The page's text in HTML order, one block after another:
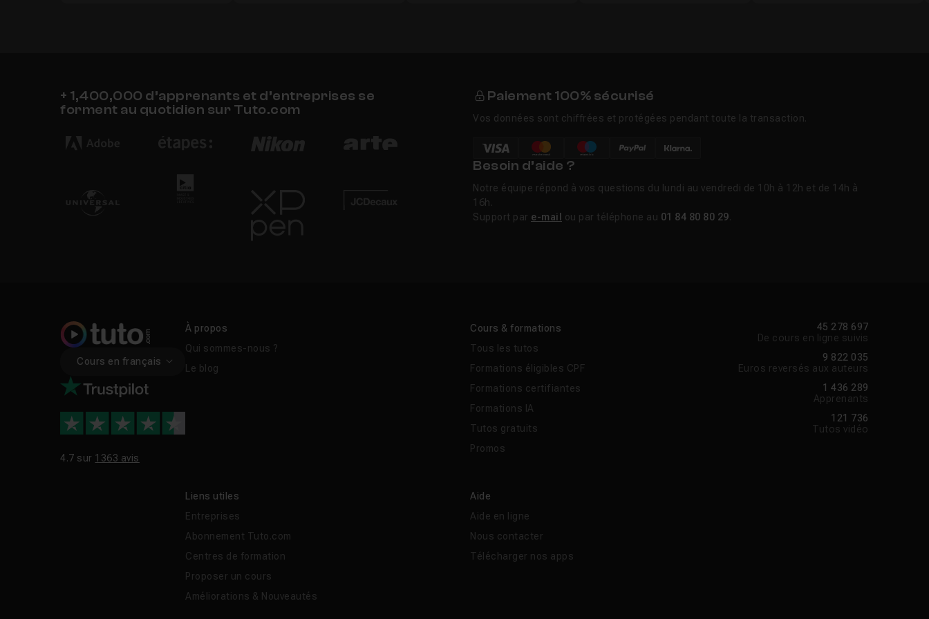
+ 1,400,000 d’apprenants et d’entreprises se
forment au quotidien sur Tuto.com
Paiement 100% sécurisé
Vos données sont chiffrées et protégées pendant toute la transaction.
Besoin d’aide ?
Notre équipe répond à vos questions du lundi au vendredi de 10h à 12h et de 14h à
16h.
Support par e-mail ou par téléphone au 01 84 80 80 29.
Cours en français
4.7 sur 1363 avis
À propos
Qui sommes-nous ?
Le blog
Cours & formations
Tous les tutos
Formations éligibles CPF
Formations certifiantes
Formations IA
Tutos gratuits
Promos
Liens utiles
Entreprises
Abonnement Tuto.com
Centres de formation
Proposer un cours
Améliorations & Nouveautés
Aide
Aide en ligne
Nous contacter
Télécharger nos apps
45 278 697
De cours en ligne suivis
9 822 035
Euros reversés aux auteurs
1 436 289
Apprenants
121 736
Tutos vidéo